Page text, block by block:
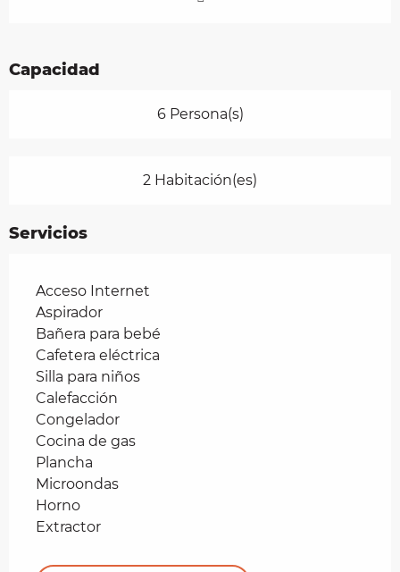
Capacidad
6 Persona(s)
2 Habitación(es)
Servicios
Acceso Internet
Aspirador
Bañera para bebé
Cafetera eléctrica
Silla para niños
Calefacción
Congelador
Cocina de gas
Plancha
Microondas
Horno
Extractor